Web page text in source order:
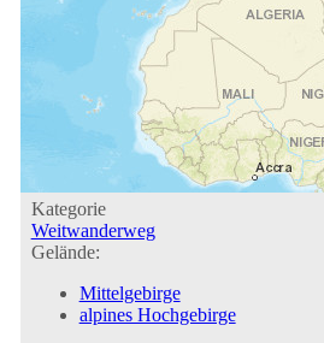
Kategorie
Weitwanderweg
Gelände:
Mittelgebirge
alpines Hochgebirge